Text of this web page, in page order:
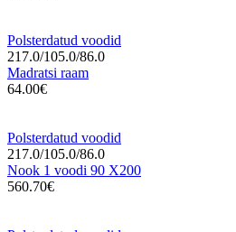
Polsterdatud voodid
217.0/105.0/86.0
Madratsi raam
64.00€
Polsterdatud voodid
217.0/105.0/86.0
Nook 1 voodi 90 X200
560.70€